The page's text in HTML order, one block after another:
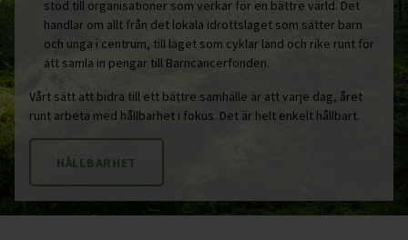
stöd till organisationer som verkar för en bättre värld. Det
handlar om allt från det lokala idrottslaget som sätter barn
och unga i centrum, till laget som cyklar land och rike runt för
att samla in pengar till Barncancerfonden.
Vårt sätt att bidra till ett bättre samhälle är att varje dag, året
runt arbeta med hållbarhet i fokus. Det är helt enkelt hållbart.
HÅLLBARHET